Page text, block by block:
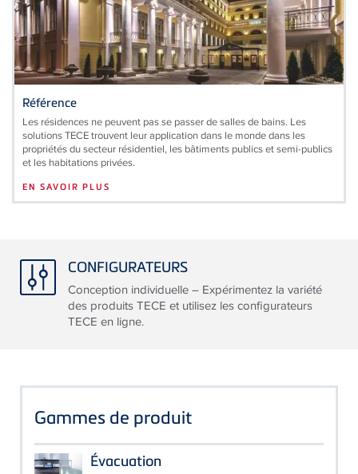
Référence
Les résidences ne peuvent pas se passer de salles de bains. Les
solutionsTECEtrouvent leur application dans le monde dans les
propriétés du secteur résidentiel, les bâtiments publics et semi-publics
et les habitations privées.
EN SAVOIR PLUS
CONFIGURATEURS
Conception individuelle – Expérimentez la variété
des produits TECE et utilisez les configurateurs
TECE en ligne.
Gammes de produit
Évacuation